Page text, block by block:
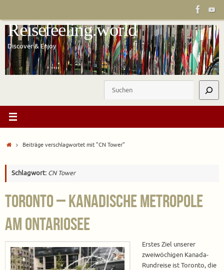
springen
Reisefeeling.world
Discover & Enjoy
StartBeiträge verschlagwortet mit "CN Tower"
Schlagwort: CN Tower
Toronto – Kanadische Metropole
am Ontariosee
Erstes Ziel unserer
zweiwöchigen Kanada-
Rundreise ist Toronto, die